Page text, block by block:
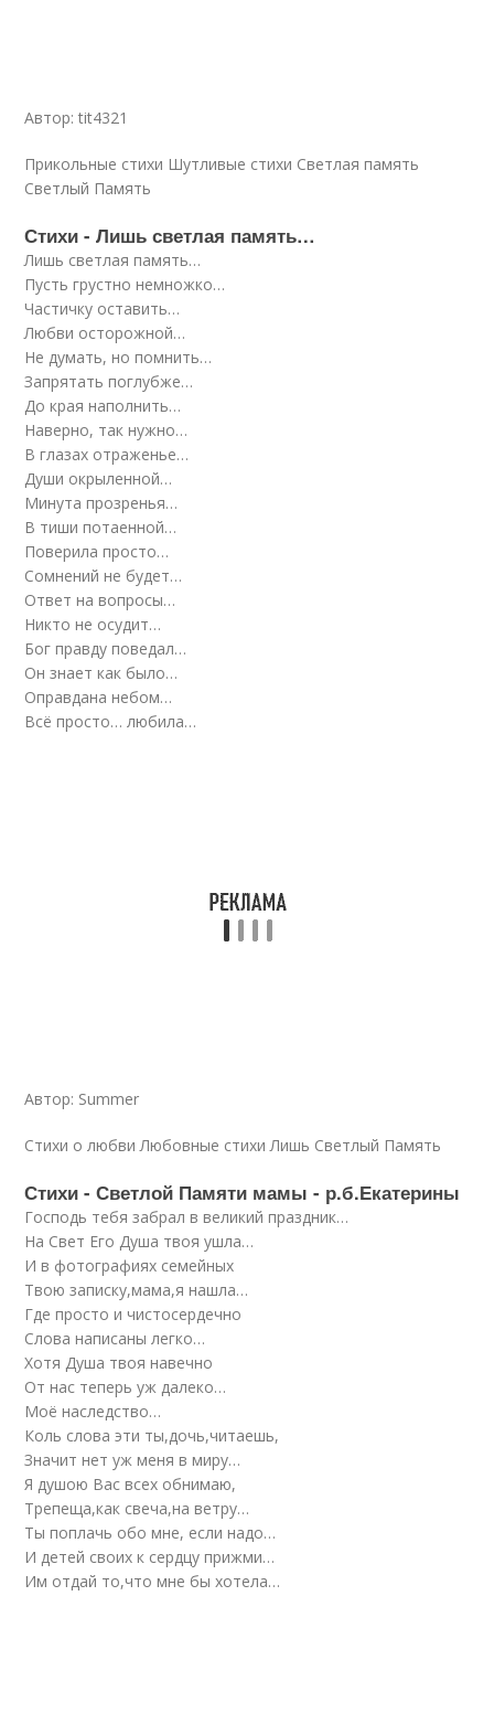
Автор: tit4321
Прикольные стихи Шутливые стихи Светлая память
Светлый Память
Стихи - Лишь светлая память…
Лишь светлая память…
Пусть грустно немножко…
Частичку оставить…
Любви осторожной…
Не думать, но помнить…
Запрятать поглубже…
До края наполнить…
Наверно, так нужно…
В глазах отраженье…
Души окрыленной…
Минута прозренья…
В тиши потаенной…
Поверила просто…
Сомнений не будет…
Ответ на вопросы…
Никто не осудит…
Бог правду поведал…
Он знает как было…
Оправдана небом…
Всё просто… любила…
Автор: Summer
Стихи о любви Любовные стихи Лишь Светлый Память
Стихи - Светлой Памяти мамы - р.б.Екатерины
Господь тебя забрал в великий праздник…
На Свет Его Душа твоя ушла…
И в фотографиях семейных
Твою записку,мама,я нашла…
Где просто и чистосердечно
Слова написаны легко…
Хотя Душа твоя навечно
От нас теперь уж далеко…
Моё наследство…
Коль слова эти ты,дочь,читаешь,
Значит нет уж меня в миру…
Я душою Вас всех обнимаю,
Трепеща,как свеча,на ветру…
Ты поплачь обо мне, если надо…
И детей своих к сердцу прижми…
Им отдай то,что мне бы хотела…